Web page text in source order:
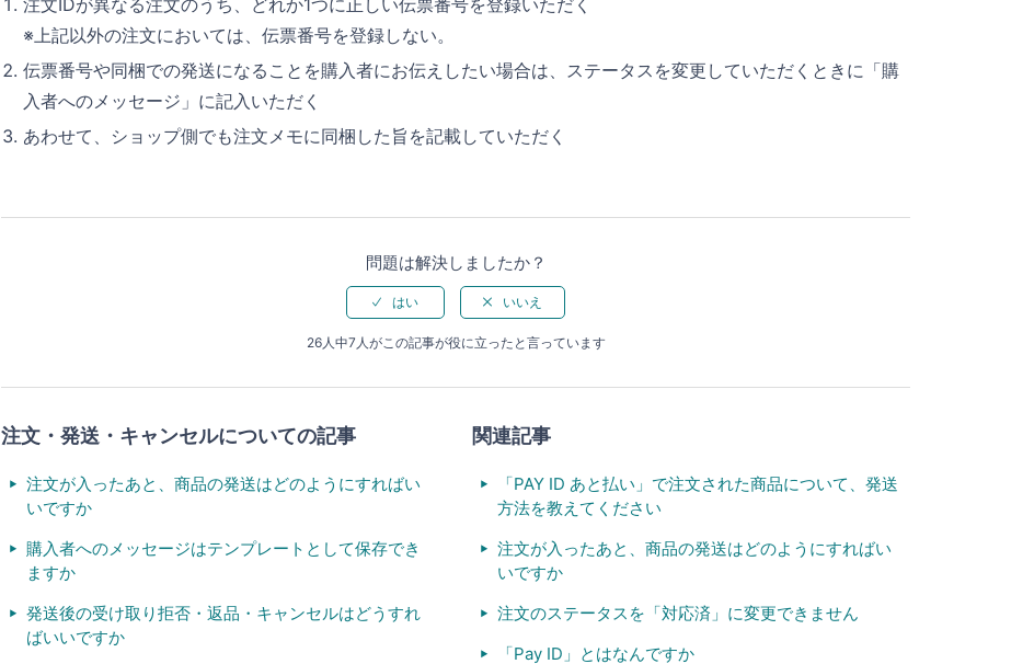
※上記以外の注文においては、伝票番号を登録しない。
伝票番号や同梱での発送になることを購入者にお伝えしたい場合は、ステータスを変更していただくときに「購
入者へのメッセージ」に記入いただく
あわせて、ショップ側でも注文メモに同梱した旨を記載していただく
問題は解決しましたか？
26人中7人がこの記事が役に立ったと言っています
注文・発送・キャンセルについての記事
注文が入ったあと、商品の発送はどのようにすればい
いですか
購入者へのメッセージはテンプレートとして保存でき
ますか
発送後の受け取り拒否・返品・キャンセルはどうすれ
ばいいですか
関連記事
「PAY ID あと払い」で注文された商品について、発送
方法を教えてください
注文が入ったあと、商品の発送はどのようにすればい
いですか
注文のステータスを「対応済」に変更できません
「Pay ID」とはなんですか